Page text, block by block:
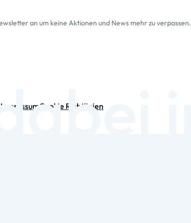
an um keine Aktionen und News mehr zu verpassen.
ImpressumCookie Richtlinien